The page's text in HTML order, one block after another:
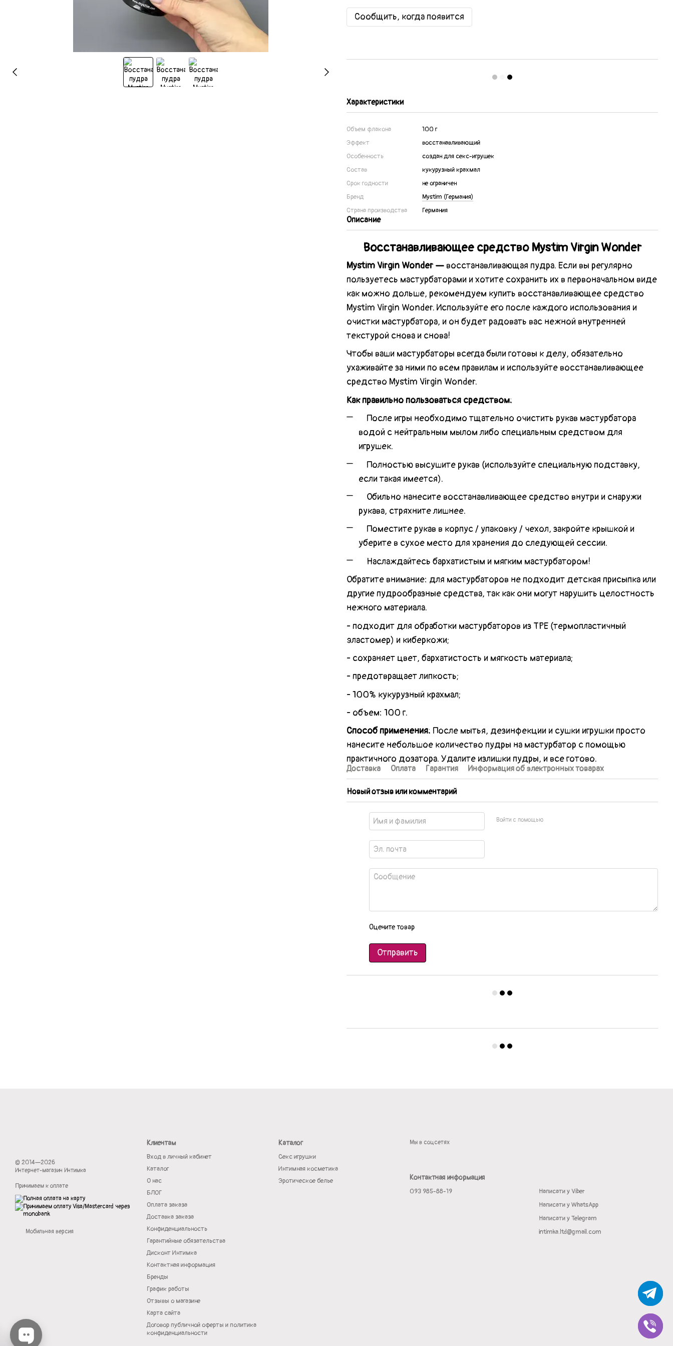
Сообщить, когда появится
Характеристики
Объем флакона
100 г
Эффект
восстанавливающий
Особенность
создан для секс-игрушек
Состав
кукурузный крахмал
Срок годности
не ограничен
Бренд
Mystim (Германия)
Страна производства
Германия
Описание
Восстанавливающее средство Mystim Virgin Wonder
Mystim Virgin Wonder — восстанавливающая пудра. Если вы регулярно
пользуетесь мастурбаторами и хотите сохранить их в первоначальном виде
как можно дольше, рекомендуем купить восстанавливающее средство
Mystim Virgin Wonder. Используйте его после каждого использования и
очистки мастурбатора, и он будет радовать вас нежной внутренней
текстурой снова и снова!
Чтобы ваши мастурбаторы всегда были готовы к делу, обязательно
ухаживайте за ними по всем правилам и используйте восстанавливающее
средство Mystim Virgin Wonder.
Как правильно пользоваться средством:
После игры необходимо тщательно очистить рукав мастурбатора
водой с нейтральным мылом либо специальным средством для
игрушек.
Полностью высушите рукав (используйте специальную подставку,
если такая имеется).
Обильно нанесите восстанавливающее средство внутри и снаружи
рукава, стряхните лишнее.
Поместите рукав в корпус / упаковку / чехол, закройте крышкой и
уберите в сухое место для хранения до следующей сессии.
Наслаждайтесь бархатистым и мягким мастурбатором!
Обратите внимание: для мастурбаторов не подходит детская присыпка или
другие пудрообразные средства, так как они могут нарушить целостность
нежного материала.
- подходит для обработки мастурбаторов из TPE (термопластичный
эластомер) и киберкожи;
- сохраняет цвет, бархатистость и мягкость материала;
- предотвращает липкость;
- 100% кукурузный крахмал;
- объем: 100 г.
Способ применения: После мытья, дезинфекции и сушки игрушки просто
нанесите небольшое количество пудры на мастурбатор с помощью
практичного дозатора. Удалите излишки пудры, и все готово.
Доставка Оплата Гарантия Информация об электронных товарах
Новый отзыв или комментарий
Войти с помощью
Оцените товар
Отправить
© 2014—2026
Интернет-магазин Интимка
Принимаем к оплате
Мобильная версия
Клиентам
Вход в личный кабинет
Каталог
О нас
БЛОГ
Оплата заказа
Доставка заказа
Конфиденциальность
Гарантийные обязательства
Дисконт Интимка
Контактная информация
Бренды
График работы
Отзывы о магазине
Карта сайта
Договор публичной оферты и политика
конфиденциальности
Каталог
Секс игрушки
Интимная косметика
Эротическое белье
Мы в соцсетях
Контактная информация
093 985-88-19
Написати у Viber
Написати у WhatsApp
Написати у Telegram
intimka.ltd@gmail.com